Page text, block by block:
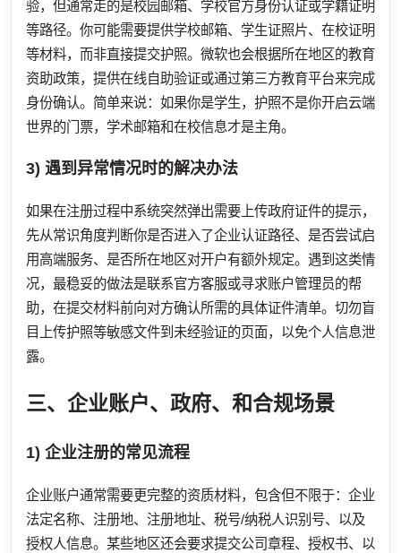
验，但通常走的是校园邮箱、学校官方身份认证或学籍证明
等路径。你可能需要提供学校邮箱、学生证照片、在校证明
等材料，而非直接提交护照。微软也会根据所在地区的教育
资助政策，提供在线自助验证或通过第三方教育平台来完成
身份确认。简单来说：如果你是学生，护照不是你开启云端
世界的门票，学术邮箱和在校信息才是主角。
3) 遇到异常情况时的解决办法
如果在注册过程中系统突然弹出需要上传政府证件的提示，
先从常识角度判断你是否进入了企业认证路径、是否尝试启
用高端服务、是否所在地区对开户有额外规定。遇到这类情
况，最稳妥的做法是联系官方客服或寻求账户管理员的帮
助，在提交材料前向对方确认所需的具体证件清单。切勿盲
目上传护照等敏感文件到未经验证的页面，以免个人信息泄
露。
三、企业账户、政府、和合规场景
1) 企业注册的常见流程
企业账户通常需要更完整的资质材料，包含但不限于：企业
法定名称、注册地、注册地址、税号/纳税人识别号、以及
授权人信息。某些地区还会要求提交公司章程、授权书、以